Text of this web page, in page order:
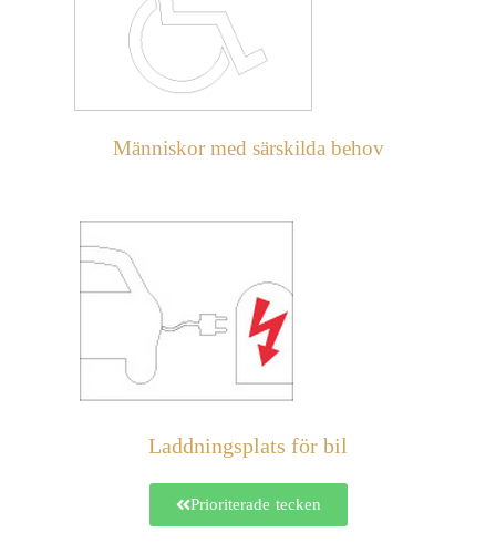
Människor med särskilda behov
Laddningsplats för bil
Prioriterade tecken